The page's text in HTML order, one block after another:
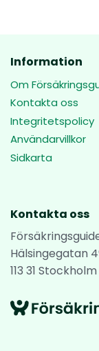
Information
Om
Kontakta oss
Integritetspolicy
Användarvillkor
Sidkarta
Kontakta oss
Hälsingegatan
113 31 Stockholm